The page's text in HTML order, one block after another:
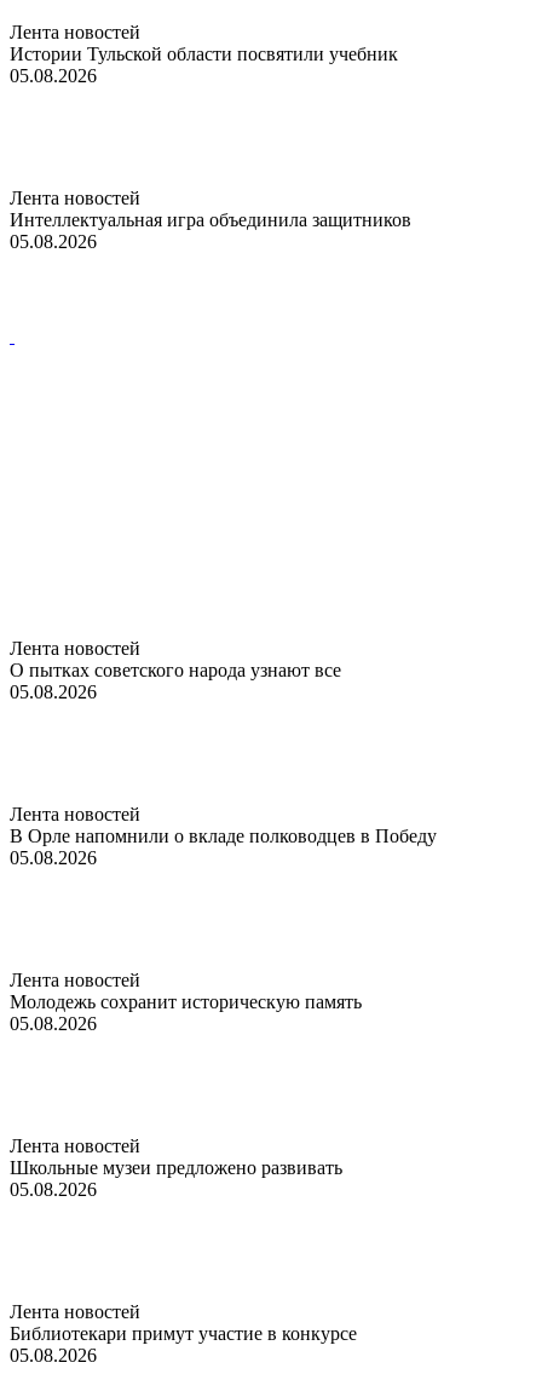
Лента новостей
Истории Тульской области посвятили учебник
05.08.2026
Лента новостей
Интеллектуальная игра объединила защитников
05.08.2026
Лента новостей
О пытках советского народа узнают все
05.08.2026
Лента новостей
В Орле напомнили о вкладе полководцев в Победу
05.08.2026
Лента новостей
Молодежь сохранит историческую память
05.08.2026
Лента новостей
Школьные музеи предложено развивать
05.08.2026
Лента новостей
Библиотекари примут участие в конкурсе
05.08.2026